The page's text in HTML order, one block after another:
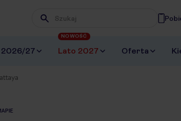
Wpisz frazę, której szukasz
2026/27 Lato 2027
NOWOŚĆ
Oferta